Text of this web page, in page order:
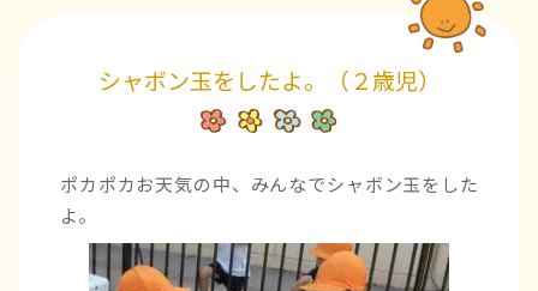
シャボン玉をしたよ。（２歳児）
ポカポカお天気の中、みんなでシャボン玉をした
よ。